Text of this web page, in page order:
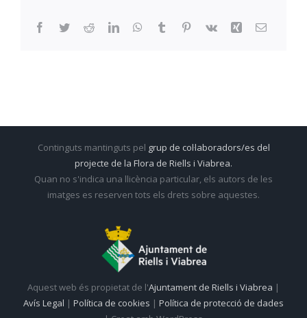
Facebook
TwitterRedditLinkedInWhatsApp
Tumblr Pinterest
Vk Xing Email:
Continguts mantinguts pel grup de col·laboradors/es del
projecte de la Flora de Riells i Viabrea.
Quan no s'indica una llicència particular, els autors de les
imatges es reserven tots els drets sobre aquestes.
Aquest web és propietat de l'Ajuntament de Riells i Viabrea |
Avís Legal | Política de cookies | Política de protecció de dades